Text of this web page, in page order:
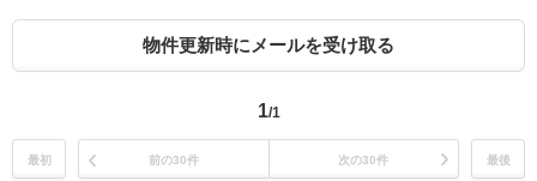
電格ミラー スマート
ETC2.0 取説
物件更新時にメールを受け取る
1/1
最初 前の30件 次の30件 最後